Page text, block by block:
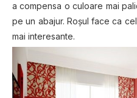
a compensa o culoare mai
pe un abajur. Roșul face ca
mai interesante.